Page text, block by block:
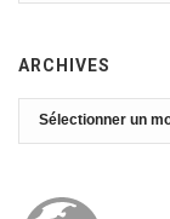
ARCHIVES
Archives